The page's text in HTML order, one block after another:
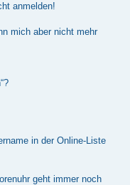
anmelden!
mich aber nicht mehr
in der Online-Liste
geht immer noch